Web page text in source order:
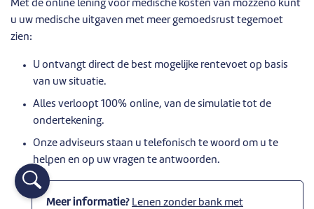
Met de online lening voor medische kosten van mozzeno kunt
u uw medische uitgaven met meer gemoedsrust tegemoet
zien:
U ontvangt direct de best mogelijke rentevoet op basis
van uw situatie.
Alles verloopt 100% online, van de simulatie tot de
ondertekening.
Onze adviseurs staan u telefonisch te woord om u te
helpen en op uw vragen te antwoorden.
Meer informatie? Lenen zonder bank met